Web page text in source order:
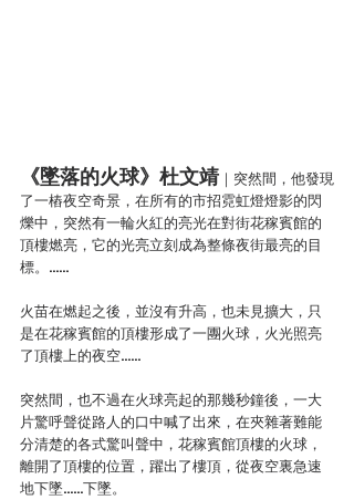
《墜落的火球》杜文靖 ｜突然間，他發現
了一樁夜空奇景，在所有的市招霓虹燈燈影的閃
爍中，突然有一輪火紅的亮光在對街花稼賓館的
頂樓燃亮，它的光亮立刻成為整條夜街最亮的目
標。……
火苗在燃起之後，並沒有升高，也未見擴大，只
是在花稼賓館的頂樓形成了一團火球，火光照亮
了頂樓上的夜空……
突然間，也不過在火球亮起的那幾秒鐘後，一大
片驚呼聲從路人的口中喊了出來，在夾雜著難能
分清楚的各式驚叫聲中，花稼賓館頂樓的火球，
離開了頂樓的位置，躍出了樓頂，從夜空裏急速
地下墜……下墜。